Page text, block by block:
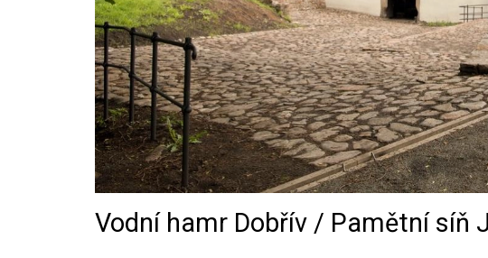
Vodní hamr Dobřív / Pamětní síň